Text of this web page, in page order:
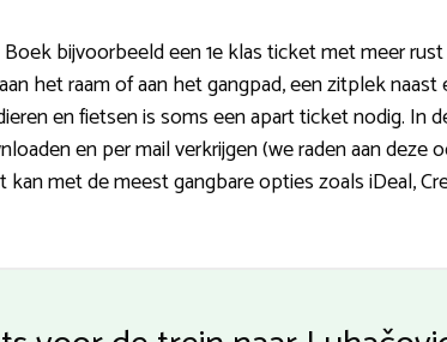
Boek bijvoorbeeld een 1e klas ticket met meer
het raam of aan het gangpad, een zitplek
en fietsen is soms een apart ticket nodig. In
en per mail verkrijgen (we raden aan
met de meest gangbare opties zoals iDeal,